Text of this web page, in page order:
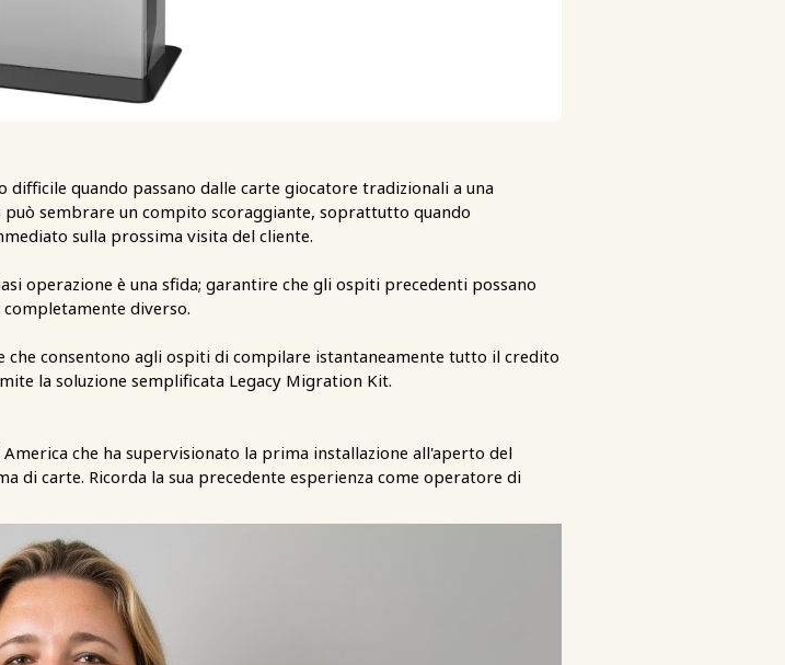
quando passano dalle carte giocatore tradizionali a una
sembrare un compito scoraggiante, soprattutto quando
sulla prossima visita del cliente.
operazione è una sfida; garantire che gli ospiti precedenti possano
diverso.
consentono agli ospiti di compilare istantaneamente tutto il credito
la soluzione semplificata Legacy Migration Kit.
che ha supervisionato la prima installazione all'aperto del
di carte. Ricorda la sua precedente esperienza come operatore di